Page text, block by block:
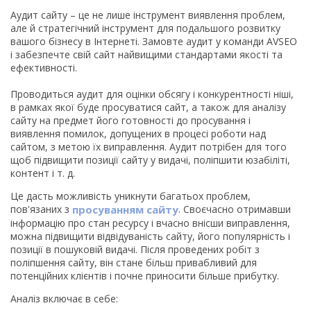
Аудит сайту – це не лише інструмент виявлення проблем,
але й стратегічний інструмент для подальшого розвитку
вашого бізнесу в Інтернеті. Замовте аудит у команди AVSEO
і забезпечте свій сайт найвищими стандартами якості та
ефективності.
Проводиться аудит для оцінки обсягу і конкурентності ніші,
в рамках якої буде просуватися сайт, а також для аналізу
сайту на предмет його готовності до просування і
виявлення помилок, допущених в процесі роботи над
сайтом, з метою їх виправлення. Аудит потрібен для того
щоб підвищити позиції сайту у видачі, поліпшити юзабіліті,
контент і т. д.
Це дасть можливість уникнути багатьох проблем,
пов'язаних з просуванням сайту. Своєчасно отримавши
інформацію про стан ресурсу і вчасно внісши виправлення,
можна підвищити відвідуваність сайту, його популярність і
позиції в пошуковій видачі. Після проведених робіт з
поліпшення сайту, він стане більш привабливий для
потенційних клієнтів і почне приносити більше прибутку.
Аналіз включає в себе: